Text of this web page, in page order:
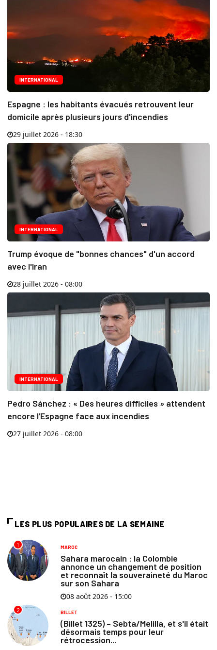
INTERNATIONAL
Espagne : les habitants évacués retrouvent leur
domicile après plusieurs jours d'incendies
29 juillet 2026 - 18:30
INTERNATIONAL
Trump évoque de "bonnes chances" d'un accord
avec l'Iran
28 juillet 2026 - 08:00
INTERNATIONAL
Pedro Sánchez : « Des heures difficiles » attendent
encore l’Espagne face aux incendies
27 juillet 2026 - 08:00
LES PLUS POPULAIRES DE LA SEMAINE
1 MAROC
Sahara marocain : la Colombie
annonce un changement de position
et reconnaît la souveraineté du Maroc
sur son Sahara
08 août 2026 - 15:00
2 BILLET
(Billet 1325) – Sebta/Melilla, et s'il était
désormais temps pour leur
rétrocession...